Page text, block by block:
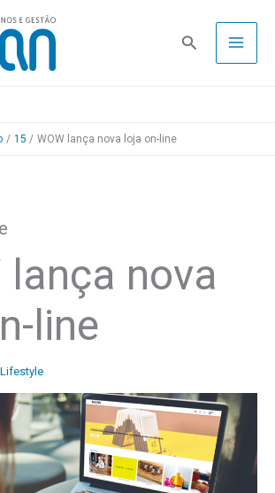
Pesquisa
15 WOW lança nova loja on-line
lança nova
line
Lifestyle